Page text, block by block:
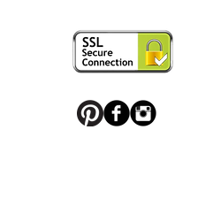
boucle de ceinture pour
puisse en profiter.
Palladium, ou habillés de motifs